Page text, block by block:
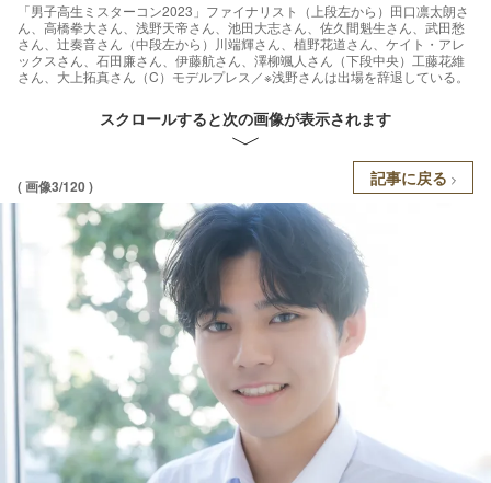
「男子高生ミスターコン2023」ファイナリスト（上段左から）田口凛太朗さ
ん、高橋拳大さん、浅野天帝さん、池田大志さん、佐久間魁生さん、武田愁
さん、辻奏音さん（中段左から）川端輝さん、植野花道さん、ケイト・アレ
ックスさん、石田廉さん、伊藤航さん、澤柳颯人さん（下段中央）工藤花維
さん、大上拓真さん（C）モデルプレス／※浅野さんは出場を辞退している。
スクロールすると次の画像が表示されます
( 画像3/120 ) 記事に戻る